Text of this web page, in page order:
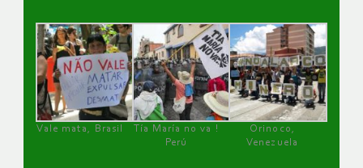
Vale mata, Brasil
Tía María no va !
Perú
Orinoco,
Venezuela